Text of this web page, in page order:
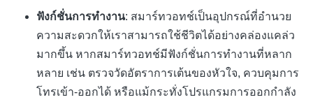
ฟังก์ชั่นการทำงาน: สมาร์ทวอทช์เป็นอุปกรณ์ที่อำนวย
ความสะดวกให้เราสามารถใช้ชีวิตได้อย่างคล่องแคล่ว
มากขึ้น หากสมาร์ทวอทช์มีฟังก์ชั่นการทำงานที่หลาก
หลาย เช่น ตรวจวัดอัตราการเต้นของหัวใจ, ควบคุมการ
โทรเข้า-ออกได้ หรือแม้กระทั่งโปรแกรมการออกกำลัง